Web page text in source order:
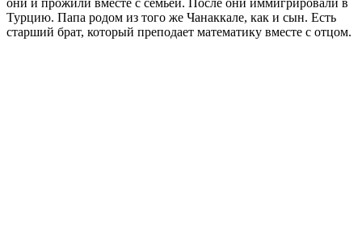
Турцию. Папа родом из того же Чанаккале, как и сын. Есть
старший брат, который преподает математику вместе с отцом.